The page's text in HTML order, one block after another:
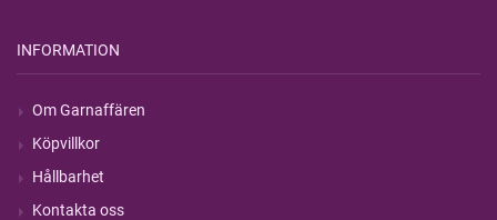
INFORMATION
Om Garnaffären
Köpvillkor
Hållbarhet
Kontakta oss